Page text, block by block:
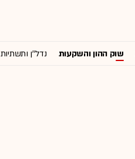
שוק ההון והשקעות נדל''ן ותשתיות